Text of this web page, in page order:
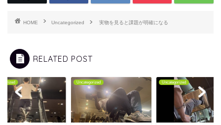
HOME Uncategorized 実物を見ると課題が明確になる
RELATED POST
Uncategorized Uncategorized